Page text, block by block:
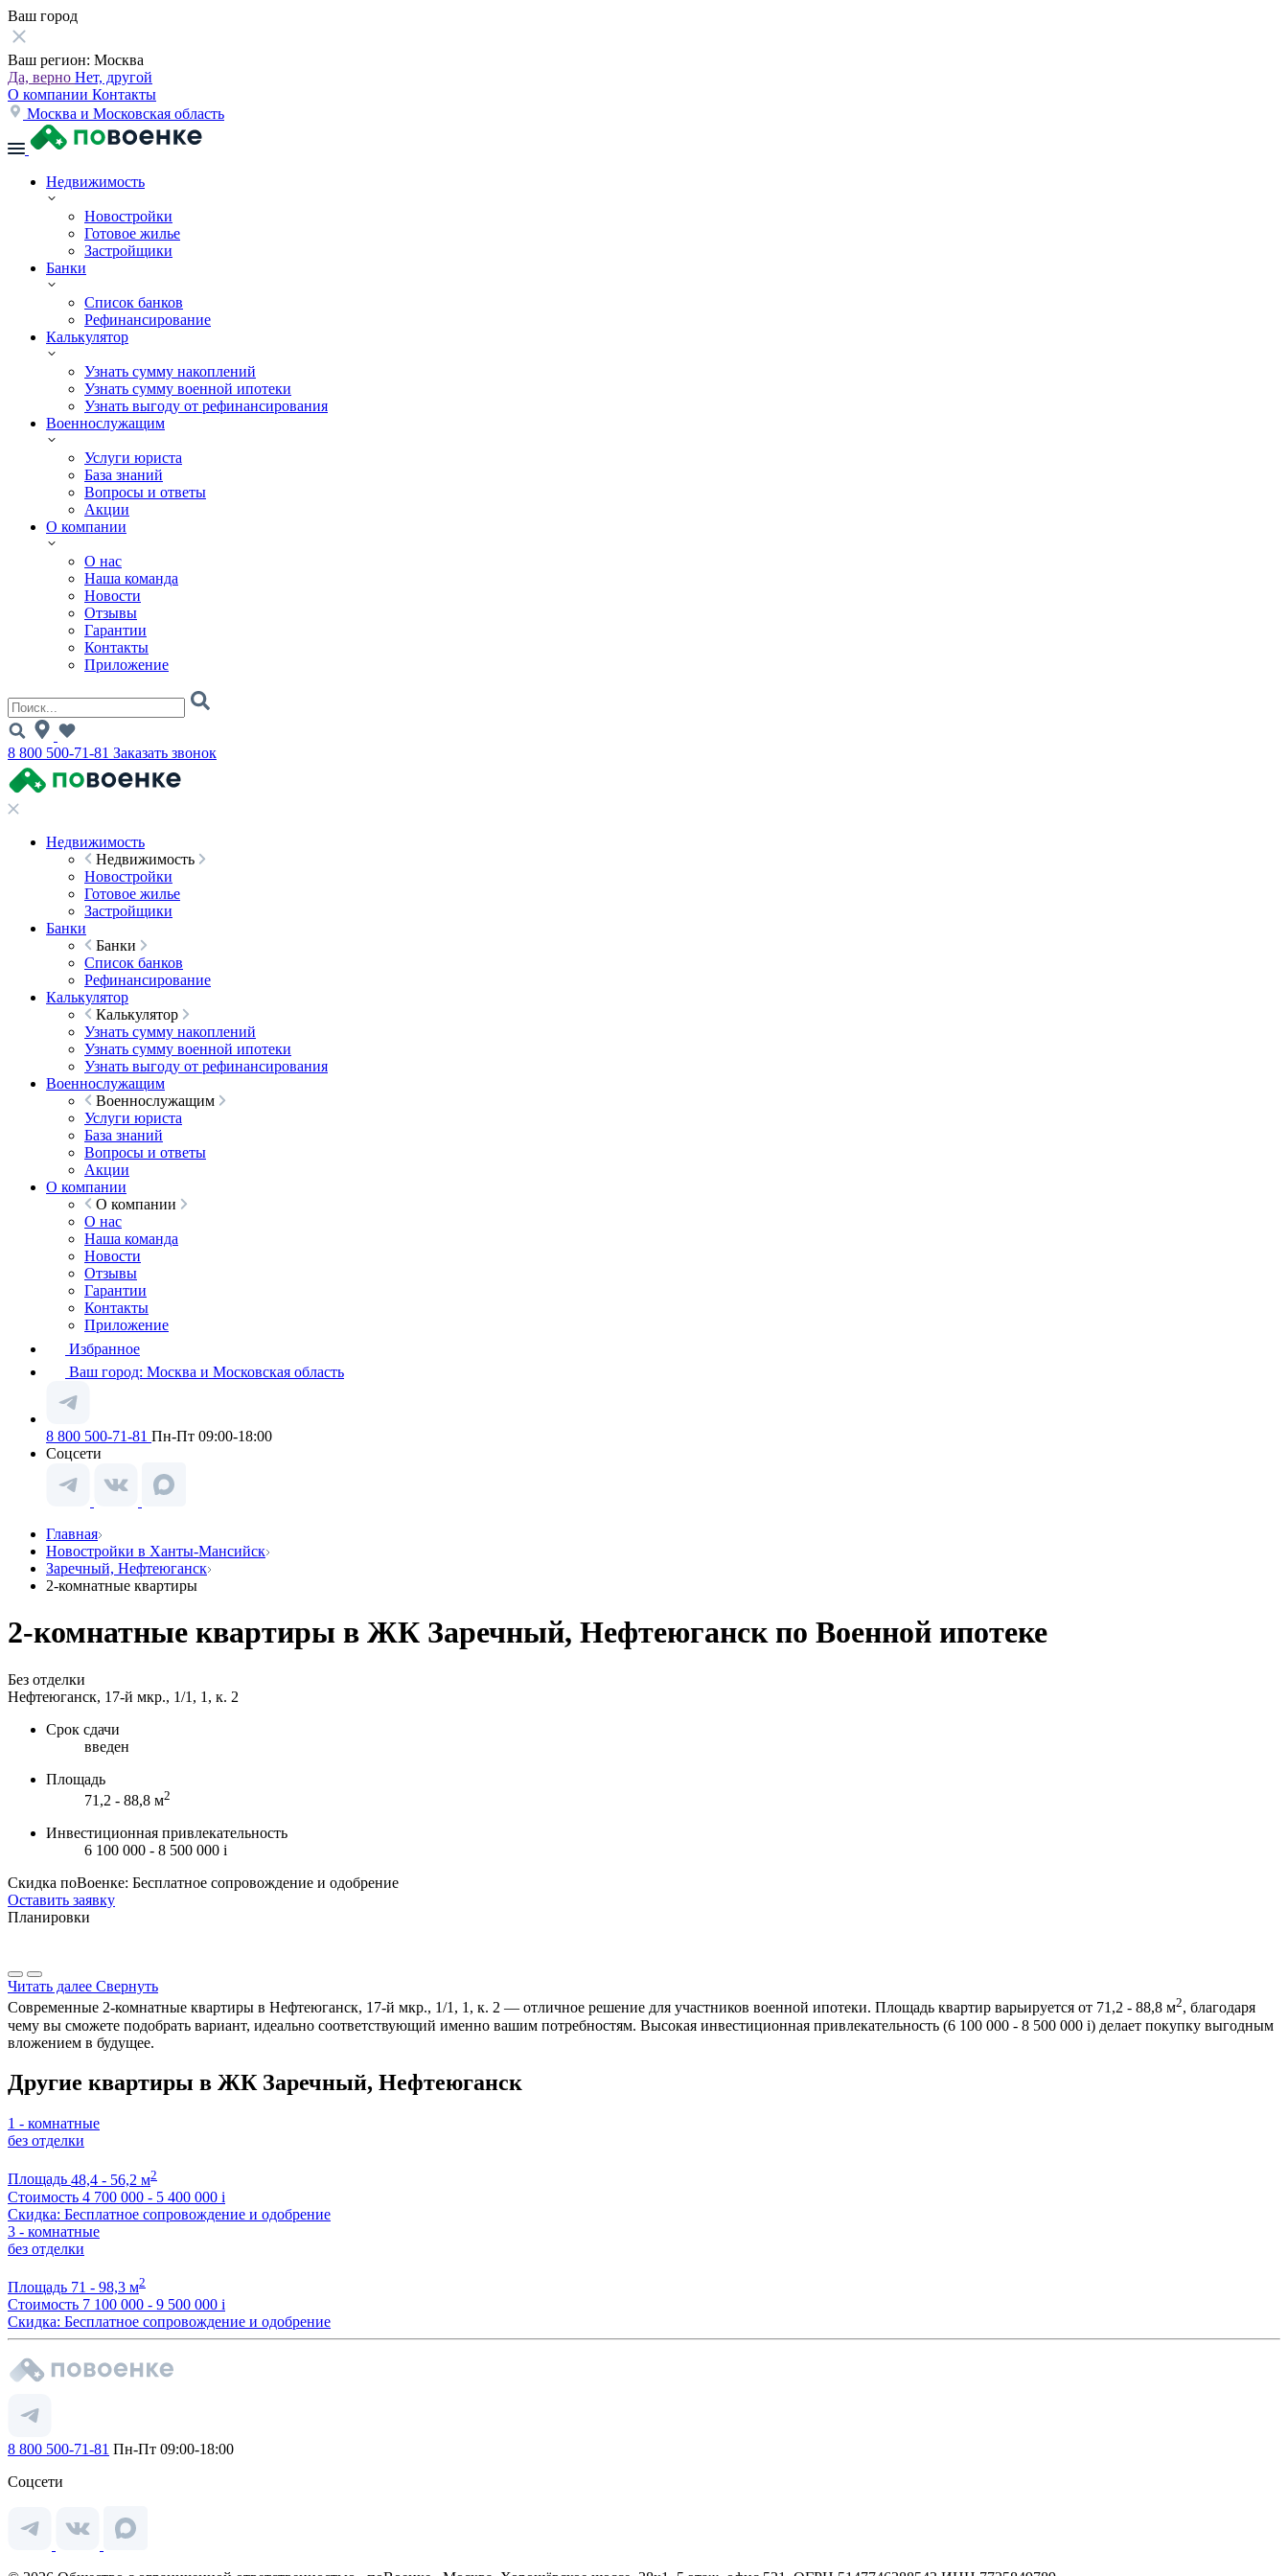
Ваш город
Ваш регион: Москва
Да, верно Нет, другой
О компании Контакты
Москва и Московская область
Недвижимость
Новостройки
Готовое жилье
Застройщики
Банки
Список банков
Рефинансирование
Калькулятор
Узнать сумму накоплений
Узнать сумму военной ипотеки
Узнать выгоду от рефинансирования
Военнослужащим
Услуги юриста
База знаний
Вопросы и ответы
Акции
О компании
О нас
Наша команда
Новости
Отзывы
Гарантии
Контакты
Приложение
8 800 500-71-81 Заказать звонок
Недвижимость
Недвижимость
Новостройки
Готовое жилье
Застройщики
Банки
Банки
Список банков
Рефинансирование
Калькулятор
Калькулятор
Узнать сумму накоплений
Узнать сумму военной ипотеки
Узнать выгоду от рефинансирования
Военнослужащим
Военнослужащим
Услуги юриста
База знаний
Вопросы и ответы
Акции
О компании
О компании
О нас
Наша команда
Новости
Отзывы
Гарантии
Контакты
Приложение
Избранное
Ваш город: Москва и Московская область
8 800 500-71-81 Пн-Пт 09:00-18:00
Соцсети
Главная
Новостройки в Ханты-Мансийск
Заречный, Нефтеюганск
2-комнатные квартиры
2-комнатные квартиры в ЖК Заречный, Нефтеюганск по Военной ипотеке
Без отделки
Нефтеюганск, 17-й мкр., 1/1, 1, к. 2
Срок сдачи
введен
Площадь
71,2 - 88,8 м2
Инвестиционная привлекательность
6 100 000 - 8 500 000 i
Скидка поВоенке: Бесплатное сопровождение и одобрение
Оставить заявку
Планировки
Читать далее Свернуть
Современные 2-комнатные квартиры в Нефтеюганск, 17-й мкр., 1/1, 1, к. 2 — отличное решение для участников военной ипотеки. Площадь квартир варьируется от 71,2 - 88,8 м2, благодаря
чему вы сможете подобрать вариант, идеально соответствующий именно вашим потребностям. Высокая инвестиционная привлекательность (6 100 000 - 8 500 000 i) делает покупку выгодным
вложением в будущее.
Другие квартиры в ЖК Заречный, Нефтеюганск
1 - комнатные
без отделки
Площадь 48,4 - 56,2 м2
Стоимость 4 700 000 - 5 400 000 i
Скидка: Бесплатное сопровождение и одобрение
3 - комнатные
без отделки
Площадь 71 - 98,3 м2
Стоимость 7 100 000 - 9 500 000 i
Скидка: Бесплатное сопровождение и одобрение
8 800 500-71-81 Пн-Пт 09:00-18:00
Соцсети